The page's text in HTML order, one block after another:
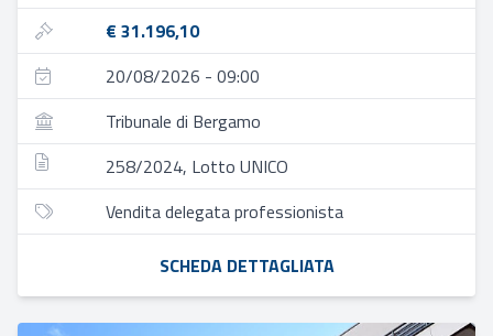
€ 31.196,10
20/08/2026 - 09:00
Tribunale di Bergamo
258/2024, Lotto UNICO
Vendita delegata professionista
SCHEDA DETTAGLIATA